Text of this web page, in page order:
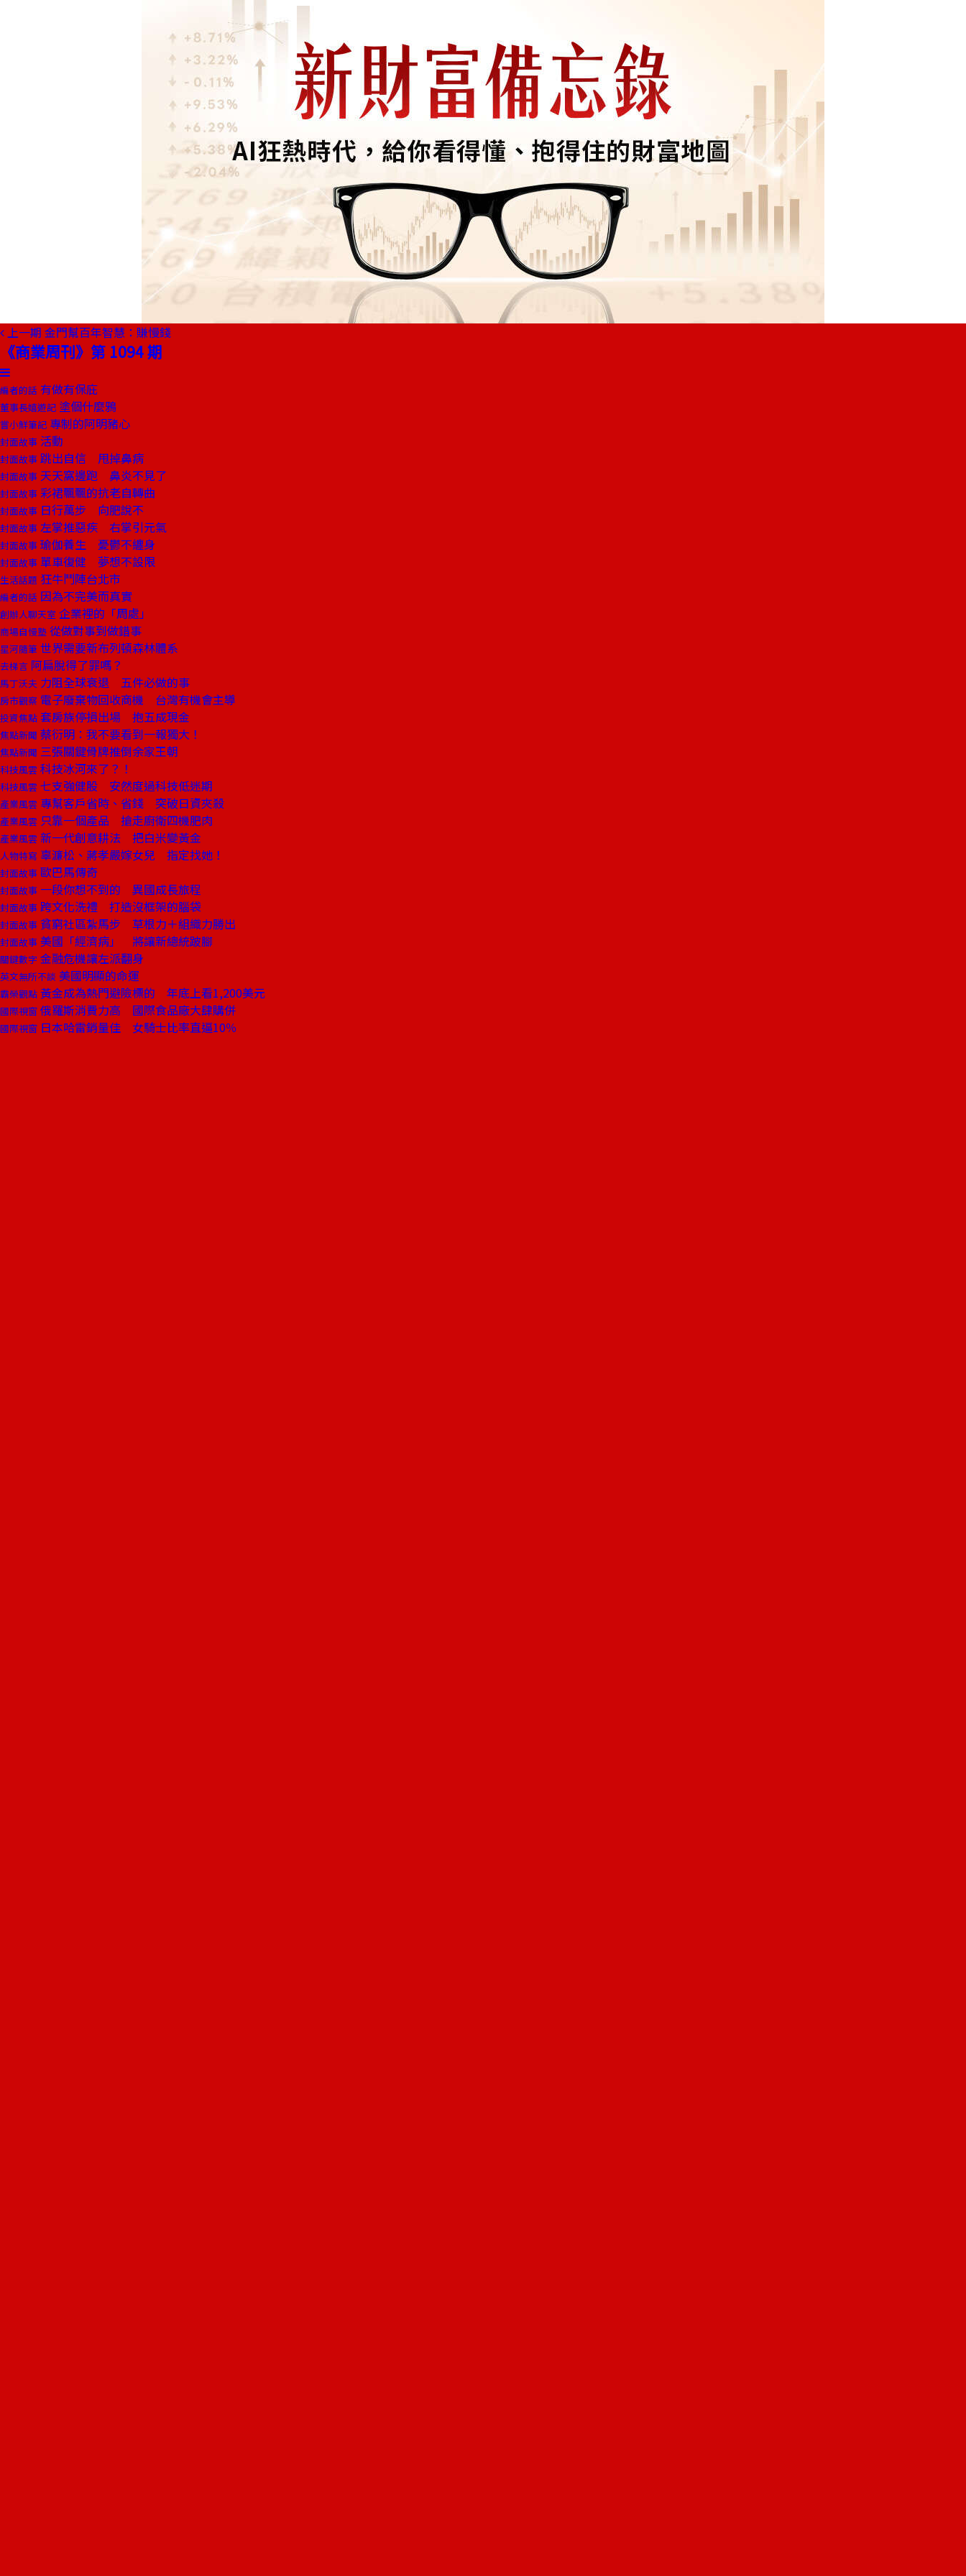
上一期 金門幫百年智慧：賺慢錢
《商業周刊》第 1094 期
編者的話 有做有保庇
董事長嬉遊記 塗個什麼鴉
嘗小鮮筆記 專制的阿明豬心
封面故事 活動
封面故事 跳出自信 甩掉鼻病
封面故事 天天窩邊跑 鼻炎不見了
封面故事 彩裙飄飄的抗老自轉曲
封面故事 日行萬步 向肥說不
封面故事 左掌推惡疾 右掌引元氣
封面故事 瑜伽養生 憂鬱不纏身
封面故事 單車復健 夢想不設限
生活話題 狂牛鬥陣台北市
編者的話 因為不完美而真實
創辦人聊天室 企業裡的「周處」
商場自慢塾 從做對事到做錯事
星河隨筆 世界需要新布列頓森林體系
去梯言 阿扁脫得了罪嗎？
馬丁沃夫 力阻全球衰退 五件必做的事
房市觀察 電子廢棄物回收商機 台灣有機會主導
投資焦點 套房族停損出場 抱五成現金
焦點新聞 蔡衍明：我不要看到一報獨大！
焦點新聞 三張關鍵骨牌推倒余家王朝
科技風雲 科技冰河來了？！
科技風雲 七支強健股 安然度過科技低迷期
產業風雲 專幫客戶省時、省錢 突破日資夾殺
產業風雲 只靠一個產品 搶走廚衛四機肥肉
產業風雲 新一代創意耕法 把白米變黃金
人物特寫 辜濂松、蔣孝嚴嫁女兒 指定找她！
封面故事 歐巴馬傳奇
封面故事 一段你想不到的 異國成長旅程
封面故事 跨文化洗禮 打造沒框架的腦袋
封面故事 貧窮社區紮馬步 草根力＋組織力勝出
封面故事 美國「經濟病」 將讓新總統跛腳
關鍵數字 金融危機讓左派翻身
英文無所不談 美國明顯的命運
霸榮觀點 黃金成為熱門避險標的 年底上看1,200美元
國際視窗 俄羅斯消費力高 國際食品廠大肆購併
國際視窗 日本哈雷銷量佳 女騎士比率直逼10％